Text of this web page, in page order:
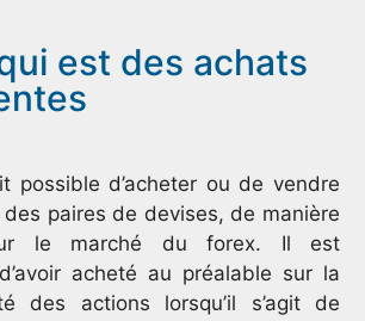
est des achats
possible d’acheter ou de vendre
paires de devises, de manière
le marché du forex. Il est
acheté au préalable sur la
des actions lorsqu’il s’agit de